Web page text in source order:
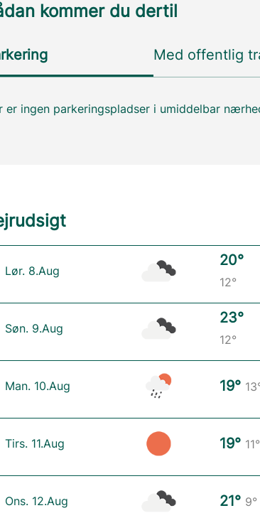
kommer du dertil
Med offentlig
er ingen parkeringspladser i umiddelbar
Lør. 8.Aug
20°
12°
Søn. 9.Aug
23°
12°
Man. 10.Aug 19°
Tirs. 11.Aug 19° 11°
Ons. 12.Aug 21° 9°